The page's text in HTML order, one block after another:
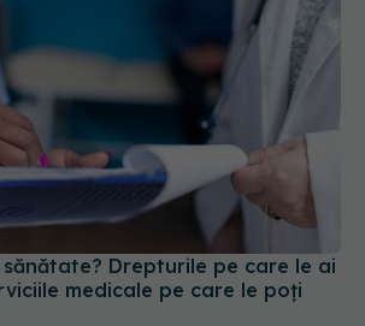
Drepturile pe care le ai
medicale pe care le poți